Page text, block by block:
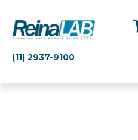
(11) 2937-9100